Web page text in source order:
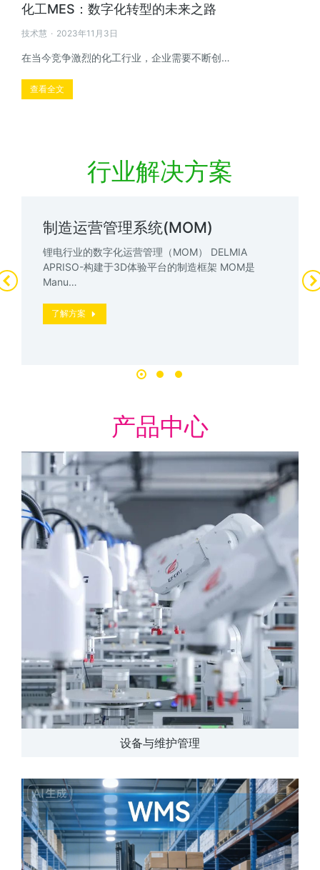
化工MES：数字化转型的未来之路
技术慧 2023年11月3日
在当今竞争激烈的化工行业，企业需要不断创…
查看全文
行业解决方案
制造运营管理系统(MOM)
锂电行业的数字化运营管理（MOM） DELMIA
APRISO-构建于3D体验平台的制造框架 MOM是
Manu…
了解方案
产品中心
设备与维护管理